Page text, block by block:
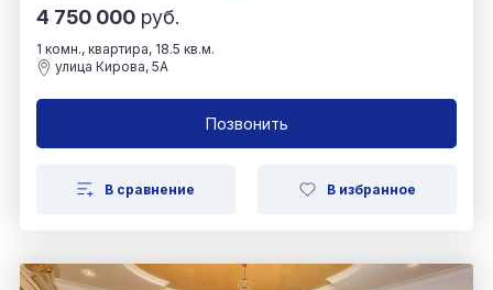
4 750 000 руб.
1 комн., квартира, 18.5 кв.м.
улица Кирова, 5А
Позвонить
В сравнение В избранное